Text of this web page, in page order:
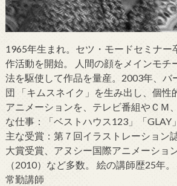
1965年生まれ。セツ・モードセミナー
作活動を開始。 人間の顔をメインモチ
法を駆使して作品を量産。2003年、バ
団 「キムスネイク」を生み出し、個性
アニメーションを、テレビ番組やＣＭ
な仕事：「ベストハウス123」「GLAY
主な受賞：第７回イラストレーション
大賞受賞、アヌシー国際アニメーショ
（2010）など多数。 絵の講師歴25年
常勤講師